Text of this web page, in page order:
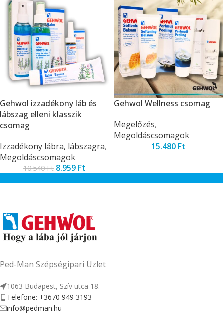
Gehwol izzadékony láb és
lábszag elleni klasszik
csomag
Izzadékony lábra, lábszagra,
Megoldáscsomagok
10.540Ft 8.959 Ft
Gehwol Wellness csomag
Megelőzés,
Megoldáscsomagok
15.480 Ft
Ped-Man Szépségipari Üzlet
1063 Budapest, Szív utca 18.
Telefone: +3670 949 3193
info@pedman.hu